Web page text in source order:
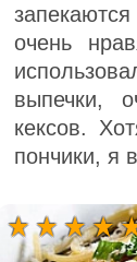
очень
выпечки,
кексов.
пончики, я